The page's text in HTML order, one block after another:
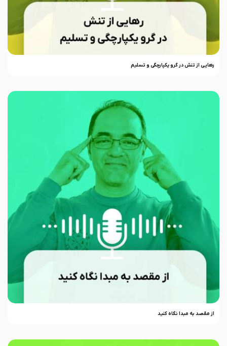
رهایی از تنش در گرو یکپارچگی و تسلیم
از مقصد به مبدا نگاه کنید